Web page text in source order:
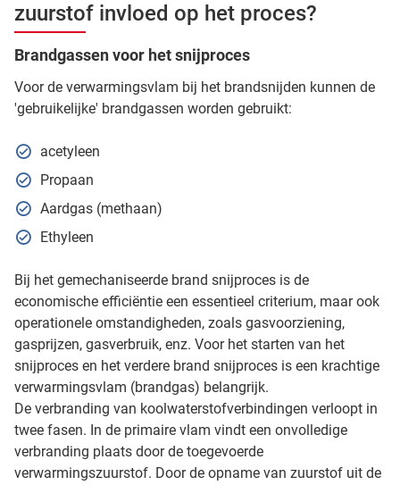
zuurstof invloed op het proces?
Brandgassen voor het snijproces
Voor de verwarmingsvlam bij het brandsnijden kunnen de
'gebruikelijke' brandgassen worden gebruikt:
acetyleen
Propaan
Aardgas (methaan)
Ethyleen
Bij het gemechaniseerde brand snijproces is de
economische efficiëntie een essentieel criterium, maar ook
operationele omstandigheden, zoals gasvoorziening,
gasprijzen, gasverbruik, enz. Voor het starten van het
snijproces en het verdere brand snijproces is een krachtige
verwarmingsvlam (brandgas) belangrijk.
De verbranding van koolwaterstofverbindingen verloopt in
twee fasen. In de primaire vlam vindt een onvolledige
verbranding plaats door de toegevoerde
verwarmingszuurstof. Door de opname van zuurstof uit de